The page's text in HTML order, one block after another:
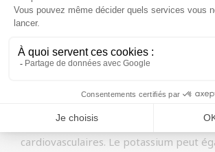
B11 (acide folique) et des minéraux
potassium, le magnésium, le fer et le
C, antioxydant naturel, peut renforcer
vitamine B11, ou acide folique, peut
également réduire le risque de
cardiovasculaires. Le potassium peut